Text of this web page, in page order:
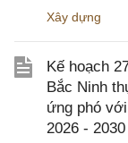
Xây dựng
Kế hoạch
Bắc Ninh
ứng phó
2026 -